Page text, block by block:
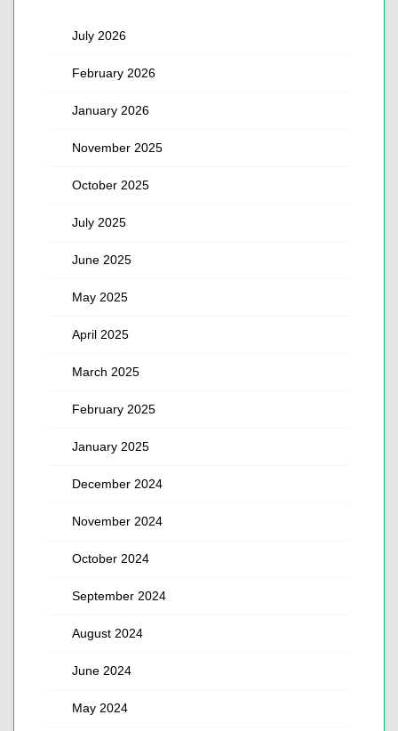
July 2026
February 2026
January 2026
November 2025
October 2025
July 2025
June 2025
May 2025
April 2025
March 2025
February 2025
January 2025
December 2024
November 2024
October 2024
September 2024
August 2024
June 2024
May 2024